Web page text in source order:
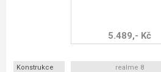
5.489,- Kč
Konstrukce realme 8